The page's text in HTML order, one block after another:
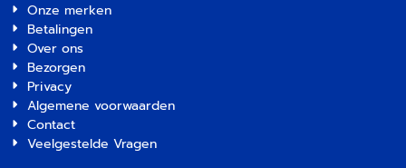
Onze merken
Betalingen
Over ons
Bezorgen
Privacy
Algemene voorwaarden
Contact
Veelgestelde Vragen